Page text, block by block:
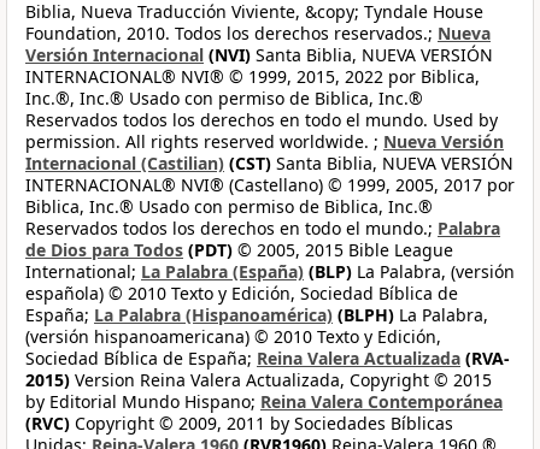
Biblia, Nueva Traducción Viviente, &copy; Tyndale House
Foundation, 2010. Todos los derechos reservados.; Nueva
Versión Internacional (NVI) Santa Biblia, NUEVA VERSIÓN
INTERNACIONAL® NVI® © 1999, 2015, 2022 por Biblica,
Inc.®, Inc.® Usado con permiso de Biblica, Inc.®
Reservados todos los derechos en todo el mundo. Used by
permission. All rights reserved worldwide. ; Nueva Versión
Internacional (Castilian) (CST) Santa Biblia, NUEVA VERSIÓN
INTERNACIONAL® NVI® (Castellano) © 1999, 2005, 2017 por
Biblica, Inc.® Usado con permiso de Biblica, Inc.®
Reservados todos los derechos en todo el mundo.; Palabra
de Dios para Todos (PDT) © 2005, 2015 Bible League
International; La Palabra (España) (BLP) La Palabra, (versión
española) © 2010 Texto y Edición, Sociedad Bíblica de
España; La Palabra (Hispanoamérica) (BLPH) La Palabra,
(versión hispanoamericana) © 2010 Texto y Edición,
Sociedad Bíblica de España; Reina Valera Actualizada (RVA-
2015) Version Reina Valera Actualizada, Copyright © 2015
by Editorial Mundo Hispano; Reina Valera Contemporánea
(RVC) Copyright © 2009, 2011 by Sociedades Bíblicas